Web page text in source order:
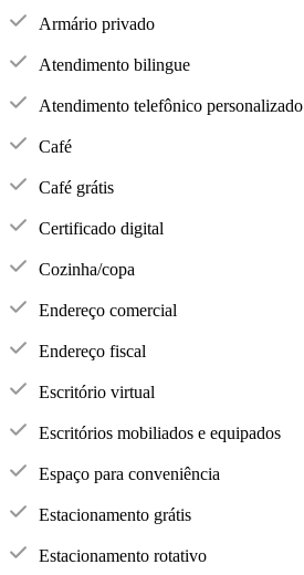
Armário privado
Atendimento bilingue
Atendimento telefônico personalizado
Café
Café grátis
Certificado digital
Cozinha/copa
Endereço comercial
Endereço fiscal
Escritório virtual
Escritórios mobiliados e equipados
Espaço para conveniência
Estacionamento grátis
Estacionamento rotativo